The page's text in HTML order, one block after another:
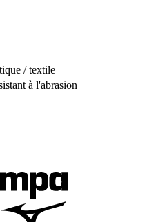
/ textile
à l'abrasion